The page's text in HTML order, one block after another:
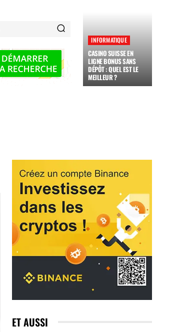
INFORMATIQUE
CASINO SUISSE EN
LIGNE BONUS SANS
DÉPÔT : QUEL EST LE
MEILLEUR ?
ET AUSSI